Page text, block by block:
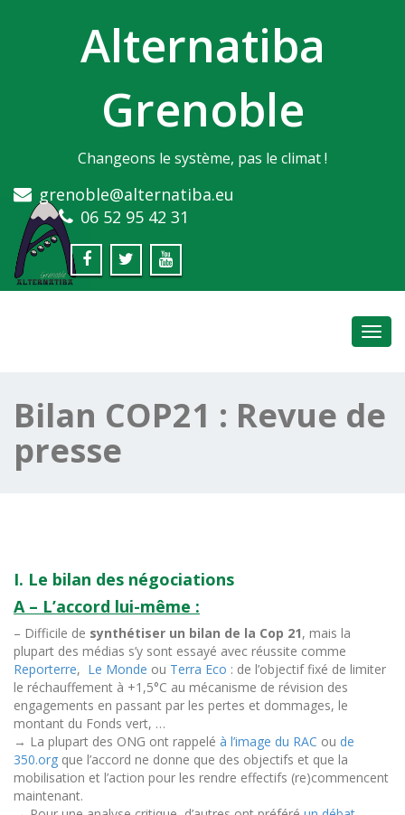
Alternatiba
Grenoble
Changeons le système, pas le climat !
grenoble@alternatiba.eu
06 52 95 42 31
Bilan COP21 : Revue de
presse
I. Le bilan des négociations
A – L’accord lui-même :
– Difficile de synthétiser un bilan de la Cop 21, mais la
plupart des médias s’y sont essayé avec réussite comme
Reporterre, Le Monde ou Terra Eco : de l’objectif fixé de limiter
le réchauffement à +1,5°C au mécanisme de révision des
engagements en passant par les pertes et dommages, le
montant du Fonds vert, …
→ La plupart des ONG ont rappelé à l’image du RAC ou de
350.org que l’accord ne donne que des objectifs et que la
mobilisation et l’action pour les rendre effectifs (re)commencent
maintenant.